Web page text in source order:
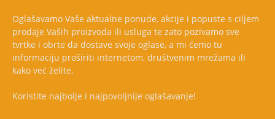
Oglašavamo Vaše aktualne ponude, akcije i popuste s ciljem
prodaje Vaših proizvoda ili usluga te zato pozivamo sve
tvrtke i obrte da dostave svoje oglase, a mi ćemo tu
informaciju proširiti internetom, društvenim mrežama ili
kako već želite.
Koristite najbolje i najpovoljnije oglašavanje!